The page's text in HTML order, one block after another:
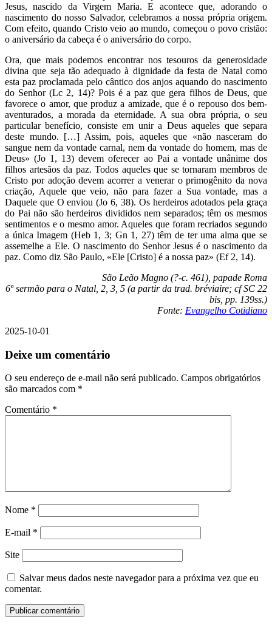
Jesus, nascido da Virgem Maria. E acontece que, adorando o
nascimento do nosso Salvador, celebramos a nossa própria origem.
Com efeito, quando Cristo veio ao mundo, começou o povo cristão:
o aniversário da cabeça é o aniversário do corpo.
Ora, que mais podemos encontrar nos tesouros da generosidade
divina que seja tão adequado à dignidade da festa de Natal como
esta paz proclamada pelo cântico dos anjos aquando do nascimento
do Senhor (Lc 2, 14)? Pois é a paz que gera filhos de Deus, que
favorece o amor, que produz a amizade, que é o repouso dos bem-
aventurados, a morada da eternidade. A sua obra própria, o seu
particular benefício, consiste em unir a Deus aqueles que separa
deste mundo. […] Assim, pois, aqueles que «não nasceram do
sangue nem da vontade carnal, nem da vontade do homem, mas de
Deus» (Jo 1, 13) devem oferecer ao Pai a vontade unânime dos
filhos artesãos da paz. Todos aqueles que se tornaram membros de
Cristo por adoção devem acorrer a venerar o primogênito da nova
criação, Aquele que veio, não para fazer a Sua vontade, mas a
Daquele que O enviou (Jo 6, 38). Os herdeiros adotados pela graça
do Pai não são herdeiros divididos nem separados; têm os mesmos
sentimentos e o mesmo amor. Aqueles que foram recriados segundo
a única Imagem (Heb 1, 3; Gn 1, 27) têm de ter uma alma que se
assemelhe a Ele. O nascimento do Senhor Jesus é o nascimento da
paz. Como diz São Paulo, «Ele [Cristo] é a nossa paz» (Ef 2, 14).
São Leão Magno (?-c. 461), papade Roma
6º sermão para o Natal, 2, 3, 5 (a partir da trad. bréviaire; cf SC 22
bis, pp. 139ss.)
Fonte: Evangelho Cotidiano
2025-10-01
Deixe um comentário
O seu endereço de e-mail não será publicado. Campos obrigatórios
são marcados com *
Comentário *
Nome *
E-mail *
Site
Salvar meus dados neste navegador para a próxima vez que eu
comentar.